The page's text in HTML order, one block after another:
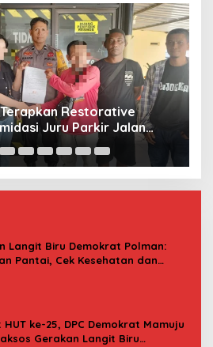
Modal dan Jeritan Pedagang
Mamuju Saat Harga Melonjak
Langit Biru Demokrat Polman:
Pantai, Cek Kesehatan dan
HUT ke-25, DPC Demokrat Mamuju
Gerakan Langit Biru